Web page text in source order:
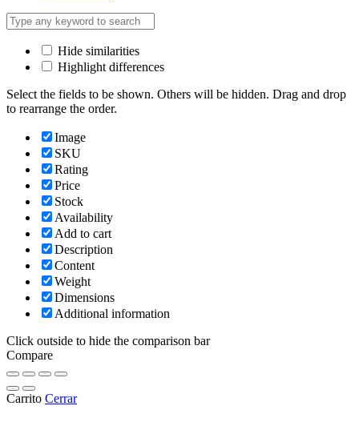
Hide similarities
Highlight differences
Select the fields to be shown. Others will be hidden. Drag and drop
to rearrange the order.
Image
SKU
Rating
Price
Stock
Availability
Add to cart
Description
Content
Weight
Dimensions
Additional information
Click outside to hide the comparison bar
Compare
Carrito Cerrar